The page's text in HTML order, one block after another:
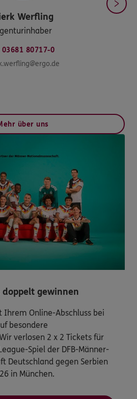
Werfling
03681 80717-0
über uns
gewinnen
Ihrem Online-Abschluss bei
besondere
verlosen 2 x 2 Tickets für
Spiel der DFB-Männer-
Deutschland gegen Serbien
in München.